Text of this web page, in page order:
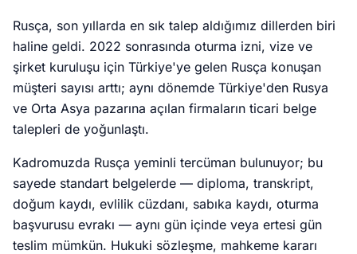
Rusça, son yıllarda en sık talep aldığımız dillerden biri
haline geldi. 2022 sonrasında oturma izni, vize ve
şirket kuruluşu için Türkiye'ye gelen Rusça konuşan
müşteri sayısı arttı; aynı dönemde Türkiye'den Rusya
ve Orta Asya pazarına açılan firmaların ticari belge
talepleri de yoğunlaştı.
Kadromuzda Rusça yeminli tercüman bulunuyor; bu
sayede standart belgelerde — diploma, transkript,
doğum kaydı, evlilik cüzdanı, sabıka kaydı, oturma
başvurusu evrakı — aynı gün içinde veya ertesi gün
teslim mümkün. Hukuki sözleşme, mahkeme kararı